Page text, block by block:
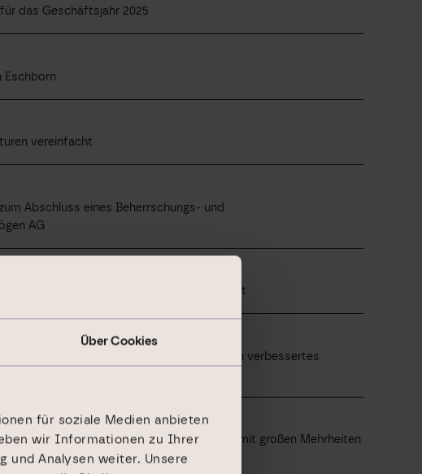
Über Cookies
für soziale Medien anbieten
wir Informationen zu Ihrer
und Analysen weiter. Unsere
das Geschäftsjahr 2025
Eschborn
vereinfacht
Abschluss eines Beherrschungs- und
AG
zum Vorsitzenden des Aufsichtsrats gewählt
plangemäße Konsolidierung und deutlich verbessertes
stimmt allen Tagesordnungspunkten mit großen Mehrheiten